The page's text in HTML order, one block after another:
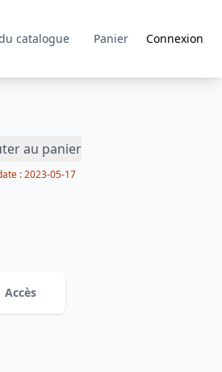
catalogue Panier Connexion
au panier
:2023-05-17
Accès